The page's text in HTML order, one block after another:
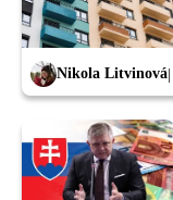
Nikola Litvinová